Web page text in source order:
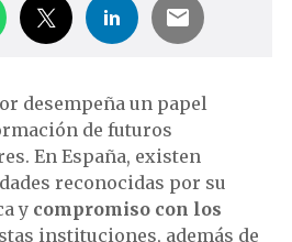
desempeña un papel
de futuros
En España, existen
reconocidas por su
y compromiso con los
instituciones, además de